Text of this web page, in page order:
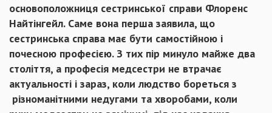
основоположниця сестринської справи Флоренс
Найтінгейл. Саме вона перша заявила, що
сестринська справа має бути самостійною і
почесною професією. З тих пір минуло майже два
століття, а професія медсестри не втрачає
актуальності і зараз, коли людство бореться з
різноманітними недугами та хворобами, коли